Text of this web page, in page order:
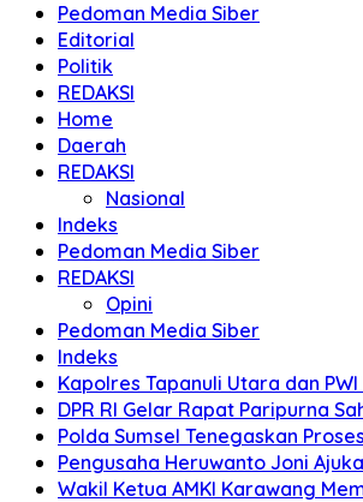
Pedoman Media Siber
Editorial
Politik
REDAKSI
Home
Daerah
REDAKSI
Nasional
Indeks
Pedoman Media Siber
REDAKSI
Opini
Pedoman Media Siber
Indeks
Kapolres Tapanuli Utara dan
DPR RI Gelar Rapat Paripurna
Polda Sumsel Tenegaskan
Pengusaha Heruwanto Joni
Wakil Ketua AMKI Karawang